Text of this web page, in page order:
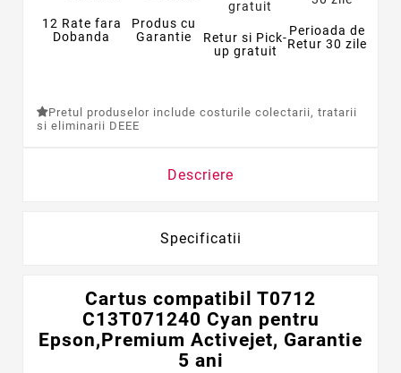
12 Rate fara
Dobanda
Produs cu
Garantie
Retur si Pick-
up gratuit
Perioada de
Retur 30 zile
Pretul produselor include costurile colectarii, tratarii
si eliminarii DEEE
Descriere
Specificatii
Cartus compatibil T0712
C13T071240 Cyan pentru
Epson,Premium Activejet, Garantie
5 ani